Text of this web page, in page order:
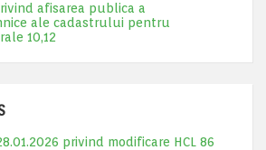
afisarea publica a
ale cadastrului pentru
10,12
privind modificare HCL 86